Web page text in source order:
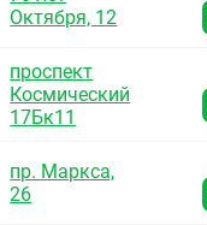
Октября, 12
проспект
Космический
17Бк11
пр. Маркса,
26